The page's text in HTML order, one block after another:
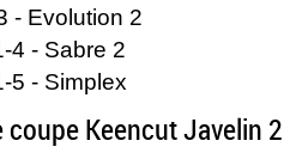
- Evolution 2
4 - Sabre 2
5 - Simplex
coupe Keencut Javelin 2